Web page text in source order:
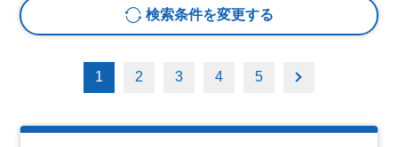
検索条件を変更する
1 2 3 4 5